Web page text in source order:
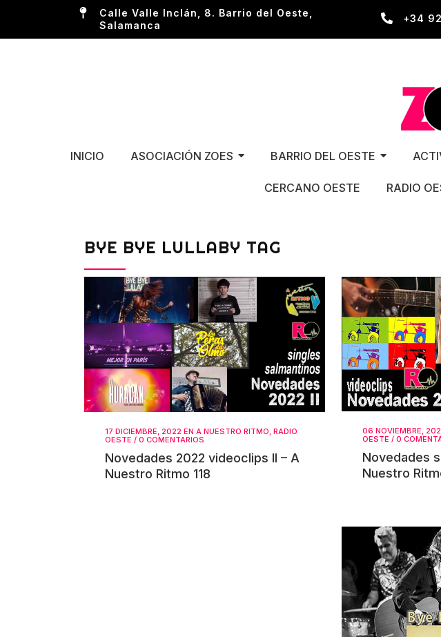
Calle Valle Inclán, 8. Barrio del Oeste,
Salamanca
+34
INICIO ASOCIACIÓN ZOES BARRIO DEL OESTE
CERCANO OESTE RADIO
BYE BYE LULLABY TAG
17 DICIEMBRE, 2022 EN A NUESTRO RITMO, RADIO
OESTE / 0 COMENTARIOS
Novedades 2022 videoclips II – A
Nuestro Ritmo 118
06 NOVIEMBRE,
OESTE / 0
Novedades
Nuestro